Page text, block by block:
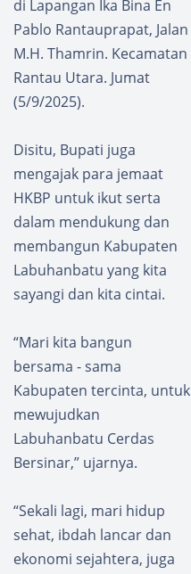
di Lapangan Ika Bina En
Pablo Rantauprapat, Jalan
M.H. Thamrin. Kecamatan
Rantau Utara. Jumat
(5/9/2025).
Disitu, Bupati juga
mengajak para jemaat
HKBP untuk ikut serta
dalam mendukung dan
membangun Kabupaten
Labuhanbatu yang kita
sayangi dan kita cintai.
“Mari kita bangun
bersama - sama
Kabupaten tercinta, untuk
mewujudkan
Labuhanbatu Cerdas
Bersinar,” ujarnya.
“Sekali lagi, mari hidup
sehat, ibdah lancar dan
ekonomi sejahtera, juga